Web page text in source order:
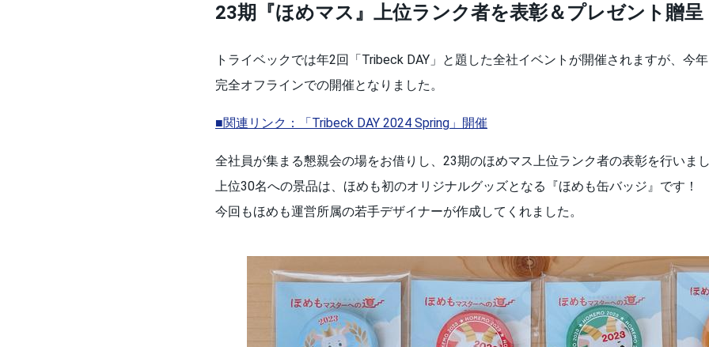
23期『ほめマス』上位ランク者を表彰＆プレゼント贈呈
トライベックでは年2回「Tribeck DAY」と題した全社イベントが開催されますが、今
完全オフラインでの開催となりました。
■関連リンク：「Tribeck DAY 2024 Spring」開催
全社員が集まる懇親会の場をお借りし、23期のほめマス上位ランク者の表彰を行いま
上位30名への景品は、ほめも初のオリジナルグッズとなる『ほめも缶バッジ』です！
今回もほめも運営所属の若手デザイナーが作成してくれました。